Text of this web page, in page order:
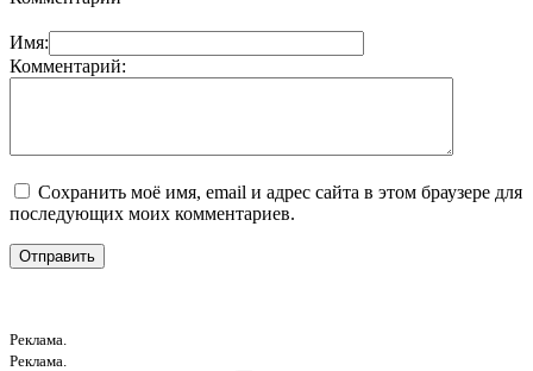
Имя:
Комментарий:
Сохранить моё имя, email и адрес сайта в этом браузере для
последующих моих комментариев.
Реклама.
Реклама.